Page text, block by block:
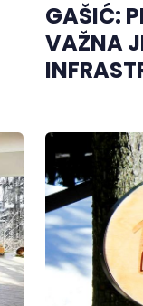
GAŠIĆ:
VAŽNA